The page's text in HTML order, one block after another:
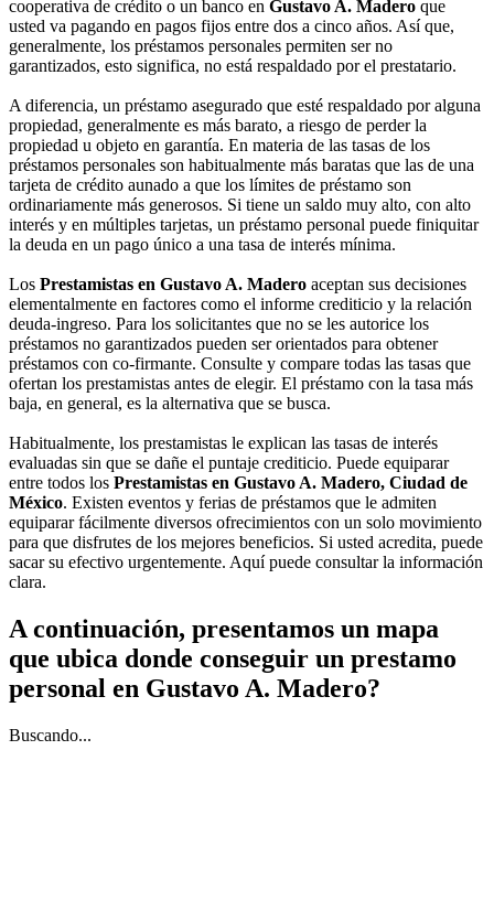
cooperativa de crédito o un banco en Gustavo A. Madero que
usted va pagando en pagos fijos entre dos a cinco años. Así que,
generalmente, los préstamos personales permiten ser no
garantizados, esto significa, no está respaldado por el prestatario.
A diferencia, un préstamo asegurado que esté respaldado por alguna
propiedad, generalmente es más barato, a riesgo de perder la
propiedad u objeto en garantía. En materia de las tasas de los
préstamos personales son habitualmente más baratas que las de una
tarjeta de crédito aunado a que los límites de préstamo son
ordinariamente más generosos. Si tiene un saldo muy alto, con alto
interés y en múltiples tarjetas, un préstamo personal puede finiquitar
la deuda en un pago único a una tasa de interés mínima.
Los Prestamistas en Gustavo A. Madero aceptan sus decisiones
elementalmente en factores como el informe crediticio y la relación
deuda-ingreso. Para los solicitantes que no se les autorice los
préstamos no garantizados pueden ser orientados para obtener
préstamos con co-firmante. Consulte y compare todas las tasas que
ofertan los prestamistas antes de elegir. El préstamo con la tasa más
baja, en general, es la alternativa que se busca.
Habitualmente, los prestamistas le explican las tasas de interés
evaluadas sin que se dañe el puntaje crediticio. Puede equiparar
entre todos los Prestamistas en Gustavo A. Madero, Ciudad de
México. Existen eventos y ferias de préstamos que le admiten
equiparar fácilmente diversos ofrecimientos con un solo movimiento
para que disfrutes de los mejores beneficios. Si usted acredita, puede
sacar su efectivo urgentemente. Aquí puede consultar la información
clara.
A continuación, presentamos un mapa
que ubica donde conseguir un prestamo
personal en Gustavo A. Madero?
Buscando...